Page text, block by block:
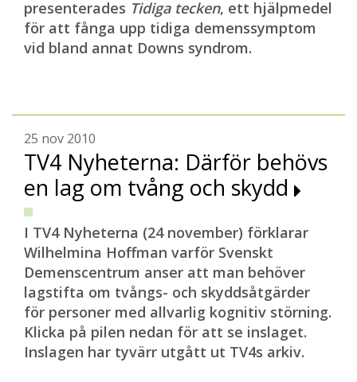
presenterades Tidiga tecken, ett hjälpmedel
för att fånga upp tidiga demenssymptom
vid bland annat Downs syndrom.
25 nov 2010
TV4 Nyheterna: Därför behövs
en lag om tvång och skydd
I TV4 Nyheterna (24 november) förklarar
Wilhelmina Hoffman varför Svenskt
Demenscentrum anser att man behöver
lagstifta om tvångs- och skyddsåtgärder
för personer med allvarlig kognitiv störning.
Klicka på pilen nedan för att se inslaget.
Inslagen har tyvärr utgått ut TV4s arkiv.